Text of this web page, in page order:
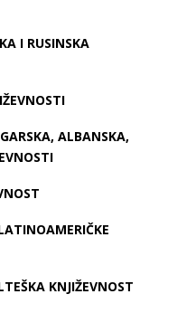
I RUSINSKA
ALBANSKA,
KNJIŽEVNOST